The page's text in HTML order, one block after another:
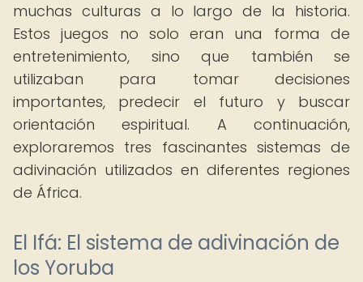
muchas culturas a lo largo de la historia.
Estos juegos no solo eran una forma de
entretenimiento, sino que también se
utilizaban para tomar decisiones
importantes, predecir el futuro y buscar
orientación espiritual. A continuación,
exploraremos tres fascinantes sistemas de
adivinación utilizados en diferentes regiones
de África.
El Ifá: El sistema de adivinación de
los Yoruba